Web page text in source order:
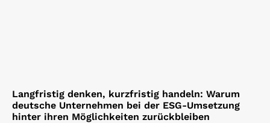
Langfristig denken, kurzfristig handeln: Warum
deutsche Unternehmen bei der ESG-Umsetzung
hinter ihren Möglichkeiten zurückbleiben